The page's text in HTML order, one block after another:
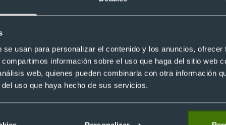
usan para personalizar el contenido y los anuncios,
información sobre el uso que haga del sitio web
web, quienes pueden combinarla con otra información
uso que haya hecho de sus servicios.
para smartphone
de poliester
Eco
Pulsera soporte para smartphone
personalizado de corcho
Recíbelo